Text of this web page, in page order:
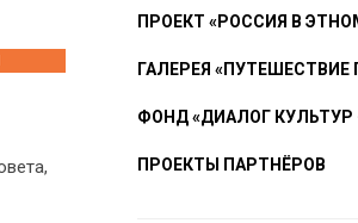
ПРОЕКТ «РОССИЯ В
ГАЛЕРЕЯ «ПУТЕШЕСТВИЕ
ФОНД «ДИАЛОГ
ПРОЕКТЫ ПАРТНЁРОВ